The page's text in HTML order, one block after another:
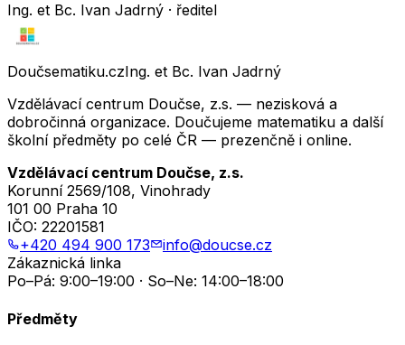
Ing. et Bc. Ivan Jadrný · ředitel
Doučsematiku.czIng. et Bc. Ivan Jadrný
Vzdělávací centrum Doučse, z.s. — nezisková a
dobročinná organizace. Doučujeme matematiku a další
školní předměty po celé ČR — prezenčně i online.
Vzdělávací centrum Doučse, z.s.
Korunní 2569/108, Vinohrady
101 00 Praha 10
IČO: 22201581
+420 494 900 173
info@doucse.cz
Zákaznická linka
Po–Pá: 9:00–19:00 · So–Ne: 14:00–18:00
Předměty